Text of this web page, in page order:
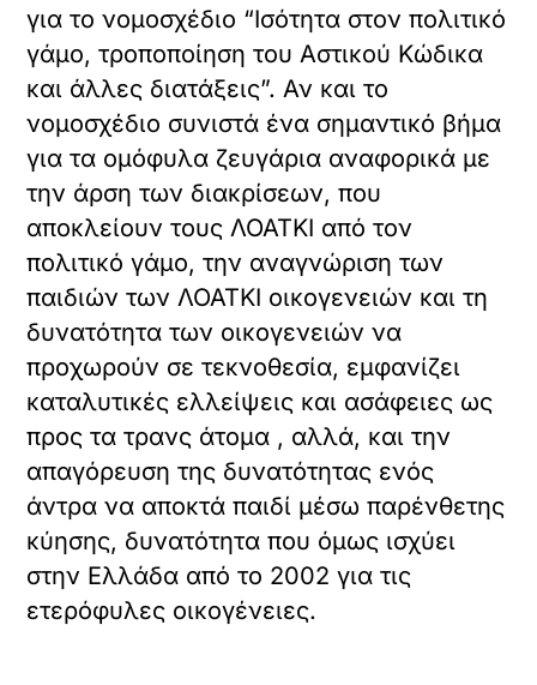
για το νομοσχέδιο “Ισότητα στον πολιτικό
γάμο, τροποποίηση του Αστικού Κώδικα
και άλλες διατάξεις”. Αν και το
νομοσχέδιο συνιστά ένα σημαντικό βήμα
για τα ομόφυλα ζευγάρια αναφορικά με
την άρση των διακρίσεων, που
αποκλείουν τους ΛΟΑΤΚΙ από τον
πολιτικό γάμο, την αναγνώριση των
παιδιών των ΛΟΑΤΚΙ οικογενειών και τη
δυνατότητα των οικογενειών να
προχωρούν σε τεκνοθεσία, εμφανίζει
καταλυτικές ελλείψεις και ασάφειες ως
προς τα τρανς άτομα , αλλά, και την
απαγόρευση της δυνατότητας ενός
άντρα να αποκτά παιδί μέσω παρένθετης
κύησης, δυνατότητα που όμως ισχύει
στην Ελλάδα από το 2002 για τις
ετερόφυλες οικογένειες.